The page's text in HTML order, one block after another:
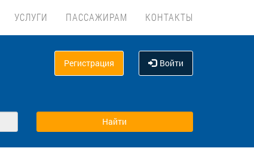
УСЛУГИ ПАССАЖИРАМ КОНТАКТЫ
Регистрация Войти